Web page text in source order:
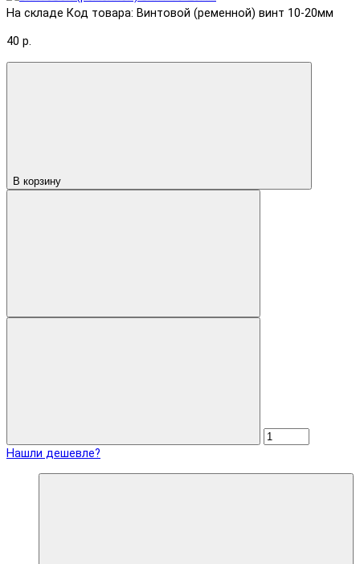
На складе Код товара: Винтовой (ременной) винт 10-20мм
40 р.
В корзину
Нашли дешевле?